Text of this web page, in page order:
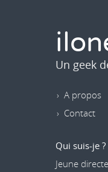
Un geek
A propos
Contact
Qui suis-je ?
Jeune